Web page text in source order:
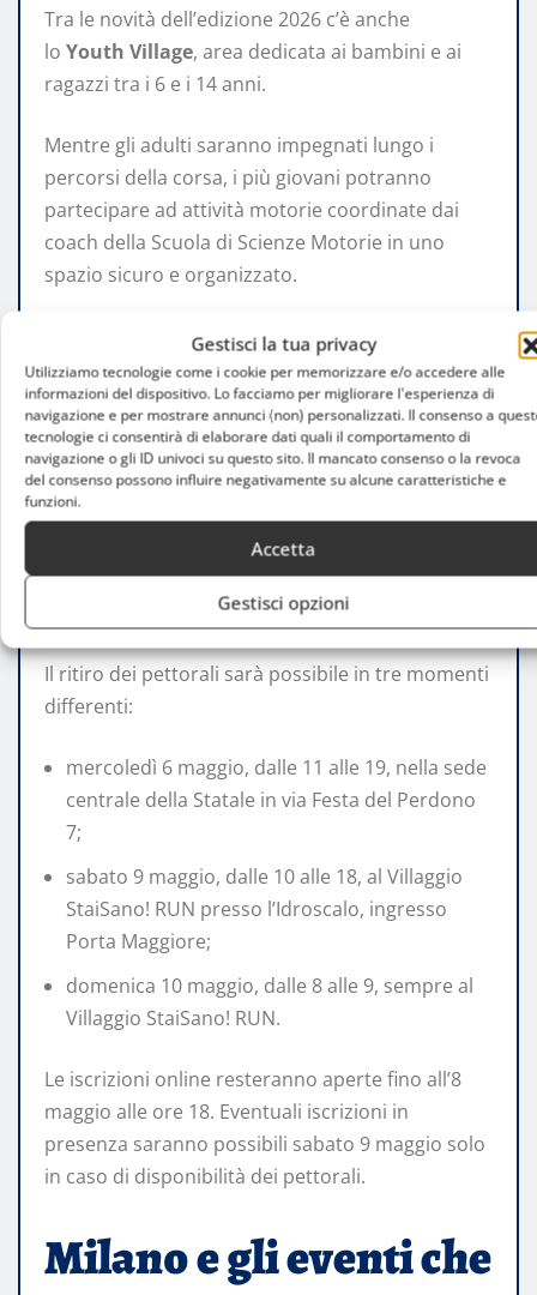
Gestisci la tua privacy
Utilizziamo tecnologie come i cookie per memorizzare e/o accedere alle
informazioni del dispositivo. Lo facciamo per migliorare l'esperienza di
navigazione e per mostrare annunci (non) personalizzati. Il consenso a
tecnologie ci consentirà di elaborare dati quali il comportamento di
navigazione o gli ID univoci su questo sito. Il mancato consenso o la revoca
del consenso possono influire negativamente su alcune caratteristiche e
funzioni.
Accetta
Gestisci opzioni
Tra le novità dell’edizione 2026 c’è anche
lo Youth Village, area dedicata ai bambini e ai
ragazzi tra i 6 e i 14 anni.
Mentre gli adulti saranno impegnati lungo i
percorsi della corsa, i più giovani potranno
partecipare ad attività motorie coordinate dai
coach della Scuola di Scienze Motorie in uno
spazio sicuro e organizzato.
L’obiettivo è promuovere il movimento già in età
infantile, incentivando una relazione positiva con
l’attività fisica attraverso il gioco e l’esperienza
collettiva.
Informazioni utili per
partecipare
Il ritiro dei pettorali sarà possibile in tre momenti
differenti:
mercoledì 6 maggio, dalle 11 alle 19, nella sede
centrale della Statale in via Festa del Perdono
7;
sabato 9 maggio, dalle 10 alle 18, al Villaggio
StaiSano! RUN presso l’Idroscalo, ingresso
Porta Maggiore;
domenica 10 maggio, dalle 8 alle 9, sempre al
Villaggio StaiSano! RUN.
Le iscrizioni online resteranno aperte fino all’8
maggio alle ore 18. Eventuali iscrizioni in
presenza saranno possibili sabato 9 maggio solo
in caso di disponibilità dei pettorali.
Milano e gli eventi che